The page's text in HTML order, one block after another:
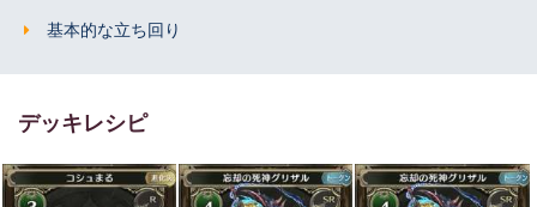
基本的な立ち回り
デッキレシピ